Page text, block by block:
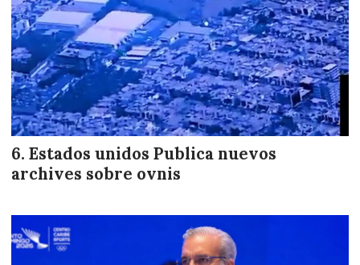
Estados unidos Publica nuevos
archives sobre ovnis